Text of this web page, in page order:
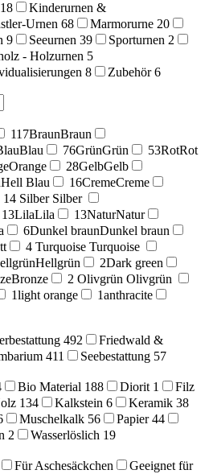
18
Kinderurnen &
Urnen 68 Marmorurne 20
9 Seeurnen 39 Sporturnen 2
- Holzurnen 5
8 Zubehör6
117BraunBraun
Blau 76GrünGrün 53RotRot
Orange 28GelbGelb
Hell Blau 16CremeCreme
14 Silber Silber
13LilaLila 13NaturNatur
6Dunkel braunDunkel braun
4 Turquoise Turquoise
Hellgrün 2Dark green
Bronze 2 Olivgrün Olivgrün
1light orange 1anthracite
492
Friedwald &
411 Seebestattung 57
Bio Material 188 Diorit 1
Filz
134 Kalkstein 6 Keramik 38
Muschelkalk 56 Papier44
2 Wasserlöslich 19
Für Aschesäckchen
Geeignet für